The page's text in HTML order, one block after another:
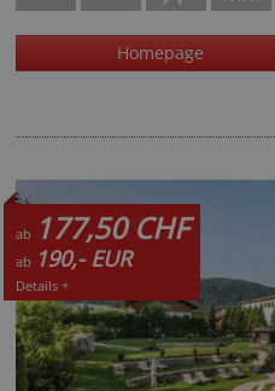
Homepage
ab 177,50 CHF
ab 190,- EUR
Details +